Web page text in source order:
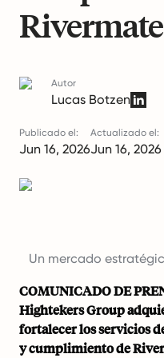
Autor
Lucas Botzen
Publicado el:
Jun 16, 2026
Actualizado el:
Jun 16, 2026
Un mercado
COMUNICADO DE
Hightekers Group
fortalecer los servicios
y cumplimiento de